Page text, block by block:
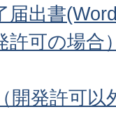
届出書
許可の場合
開発許可以